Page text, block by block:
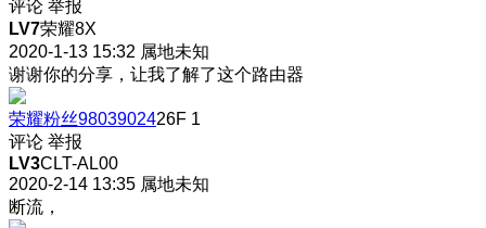
评论 举报
LV7荣耀8X
2020-1-13 15:32 属地未知
谢谢你的分享，让我了解了这个路由器
荣耀粉丝9803902426F 1
评论 举报
LV3CLT-AL00
2020-2-14 13:35 属地未知
断流，